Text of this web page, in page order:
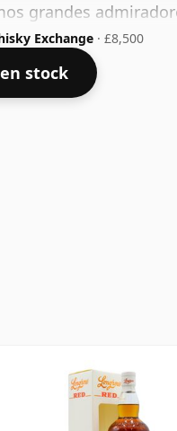
grandes
embotellado tiene
Exchange · £8,500
stock